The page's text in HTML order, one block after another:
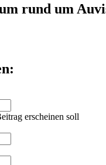
rund um
erscheinen soll